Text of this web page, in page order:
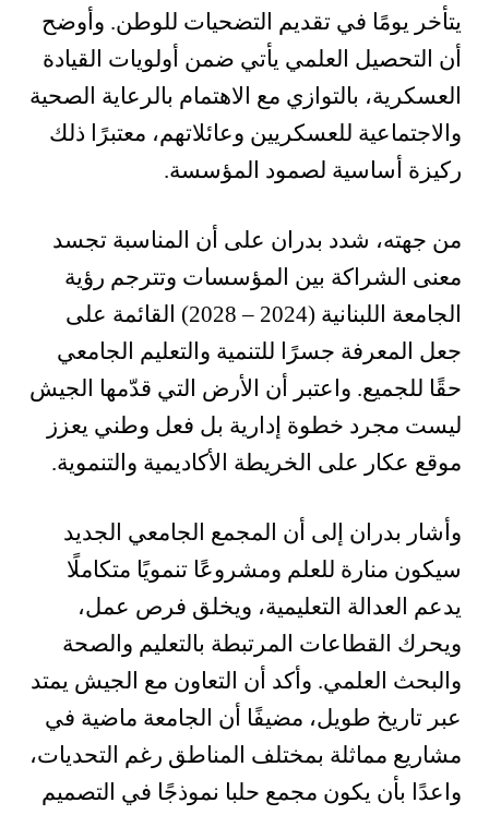
يتأخر يومًا في تقديم التضحيات للوطن. وأوضح
أن التحصيل العلمي يأتي ضمن أولويات القيادة
العسكرية، بالتوازي مع الاهتمام بالرعاية الصحية
والاجتماعية للعسكريين وعائلاتهم، معتبرًا ذلك
ركيزة أساسية لصمود المؤسسة.
من جهته، شدد بدران على أن المناسبة تجسد
معنى الشراكة بين المؤسسات وتترجم رؤية
الجامعة اللبنانية (2024 – 2028) القائمة على
جعل المعرفة جسرًا للتنمية والتعليم الجامعي
حقًا للجميع. واعتبر أن الأرض التي قدّمها الجيش
ليست مجرد خطوة إدارية بل فعل وطني يعزز
موقع عكار على الخريطة الأكاديمية والتنموية.
وأشار بدران إلى أن المجمع الجامعي الجديد
سيكون منارة للعلم ومشروعًا تنمويًا متكاملًا
يدعم العدالة التعليمية، ويخلق فرص عمل،
ويحرك القطاعات المرتبطة بالتعليم والصحة
والبحث العلمي. وأكد أن التعاون مع الجيش يمتد
عبر تاريخ طويل، مضيفًا أن الجامعة ماضية في
مشاريع مماثلة بمختلف المناطق رغم التحديات،
واعدًا بأن يكون مجمع حلبا نموذجًا في التصميم